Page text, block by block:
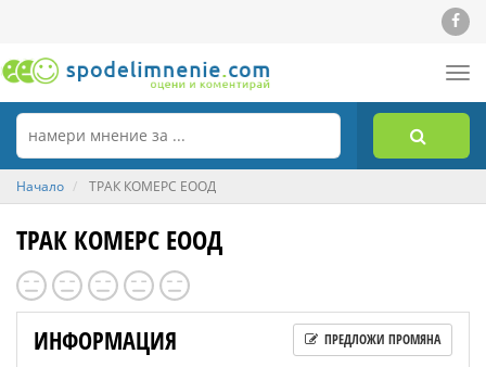
Начало ТРАК КОМЕРС ЕООД
ТРАК КОМЕРС ЕООД
ИНФОРМАЦИЯ ПРЕДЛОЖИ ПРОМЯНА